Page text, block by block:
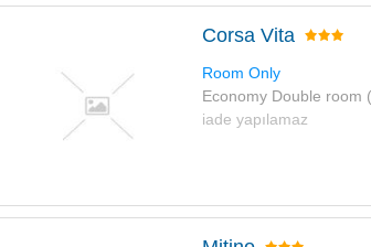
Corsa Vita
Room Only
Economy Double room
iade yapılamaz